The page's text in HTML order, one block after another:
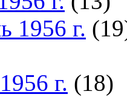
1956 г.
г. (18)